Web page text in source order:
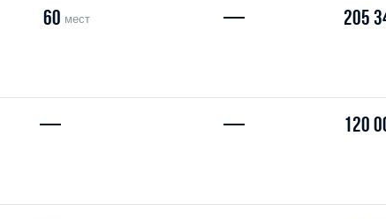
60 мест — 205
— — 120